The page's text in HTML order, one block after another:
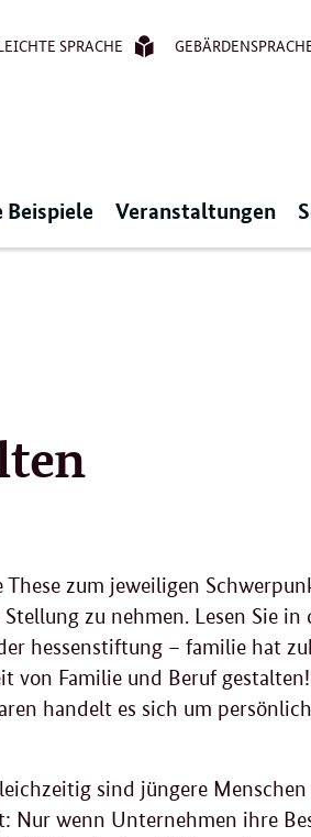
SPRACHE
Beispiele Veranstaltungen
zum jeweiligen
zu nehmen. Lesen Sie in
hessenstiftung – familie hat
von Familie und Beruf
handelt es sich um
sind jüngere
Nur wenn Unternehmen ihre